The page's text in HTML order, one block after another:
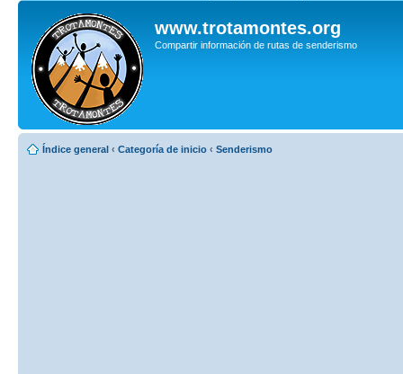
www.trotamontes.org
Compartir información de rutas de senderismo
Índice general ‹ Categoría de inicio ‹ Senderismo